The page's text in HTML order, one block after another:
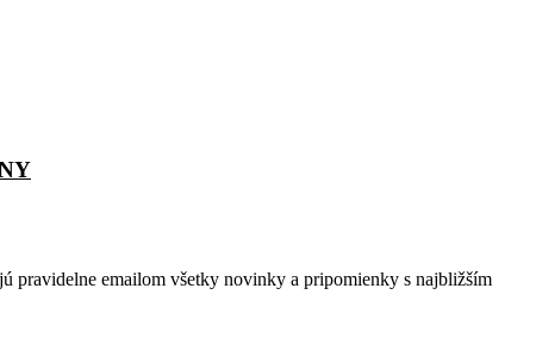
pravidelne emailom všetky novinky a pripomienky s najbližším